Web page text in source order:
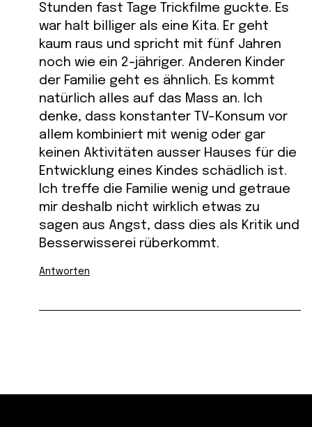
Stunden fast Tage Trickfilme guckte. Es
war halt billiger als eine Kita. Er geht
kaum raus und spricht mit fünf Jahren
noch wie ein 2-jähriger. Anderen Kinder
der Familie geht es ähnlich. Es kommt
natürlich alles auf das Mass an. Ich
denke, dass konstanter TV-Konsum vor
allem kombiniert mit wenig oder gar
keinen Aktivitäten ausser Hauses für die
Entwicklung eines Kindes schädlich ist.
Ich treffe die Familie wenig und getraue
mir deshalb nicht wirklich etwas zu
sagen aus Angst, dass dies als Kritik und
Besserwisserei rüberkommt.
Antworten